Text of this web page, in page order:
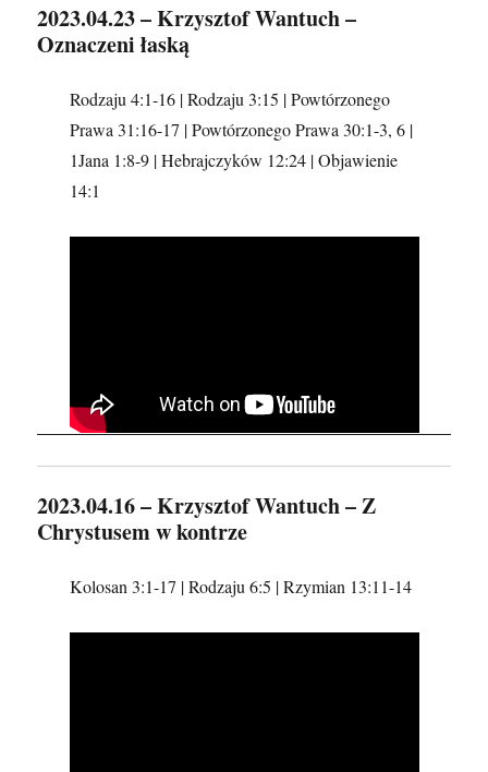
2023.04.23 – Krzysztof Wantuch –
Oznaczeni łaską
Rodzaju 4:1-16 | Rodzaju 3:15 | Powtórzonego
Prawa 31:16-17 | Powtórzonego Prawa 30:1-3, 6 |
1Jana 1:8-9 | Hebrajczyków 12:24 | Objawienie
14:1
2023.04.16 – Krzysztof Wantuch – Z
Chrystusem w kontrze
Kolosan 3:1-17 | Rodzaju 6:5 | Rzymian 13:11-14